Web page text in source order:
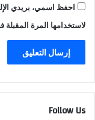
احفظ اسمي، بريدي
لاستخدامها المرة المقبلة
Follow Us